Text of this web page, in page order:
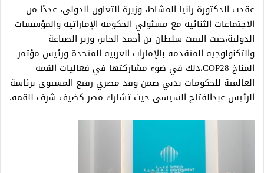
عقدت الدكتورة رانيا المشاط، وزيرة التعاون الدولي، عددًا من
الاجتماعات الثنائية مع مسئولي الحكومة الإماراتية والمؤسسات
الدولية،حيث التقت سلطان بن أحمد الجابر، وزير الصناعة
والتكنولوجية المتقدمة بالإمارات العربية المتحدة ورئيس مؤتمر
المناخ COP28،ذلك في ضوء مشاركتها في فعاليات القمة
العالمية للحكومات بدبي ضمن وفد مصري رفيع المستوى برئاسة
الرئيس عبدالفتاح السيسي حيث تشارك مصر كضيف شرف للقمة.